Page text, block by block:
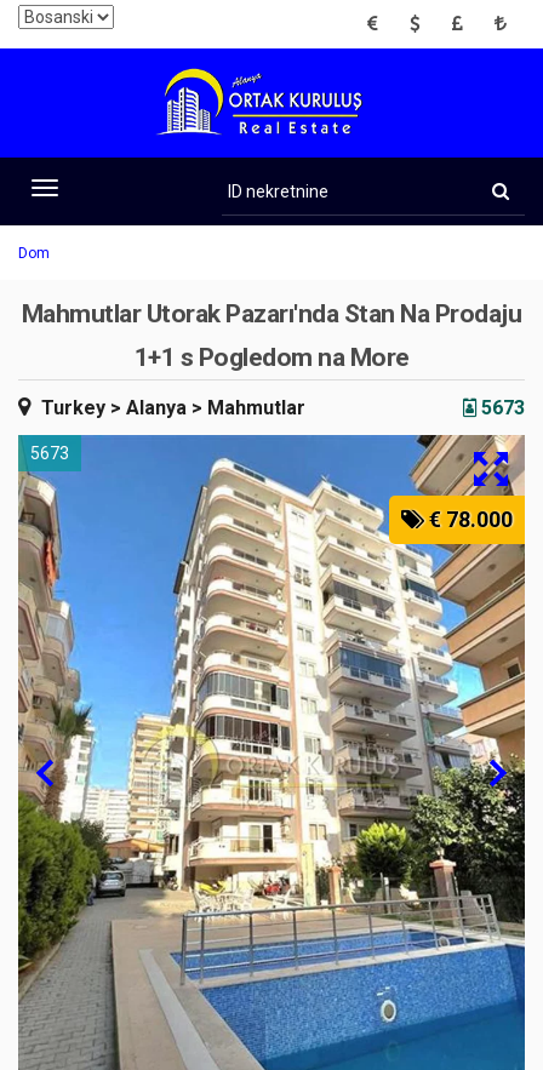
EUR USD GBP TRY
Toggle
navigation
nekretnine
Dom
Mahmutlar Utorak Pazarı'nda Stan Na Prodaju
1+1 s Pogledom na More
Turkey > Alanya > Mahmutlar 5673
5673
€ 78.000